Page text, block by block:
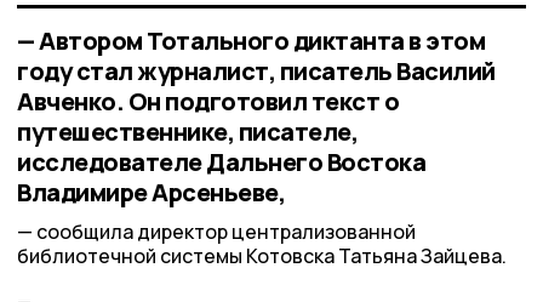
— Автором Тотального диктанта в этом
году стал журналист, писатель Василий
Авченко. Он подготовил текст о
путешественнике, писателе,
исследователе Дальнего Востока
Владимире Арсеньеве,
сообщила директор централизованной
библиотечной системы Котовска Татьяна Зайцева.